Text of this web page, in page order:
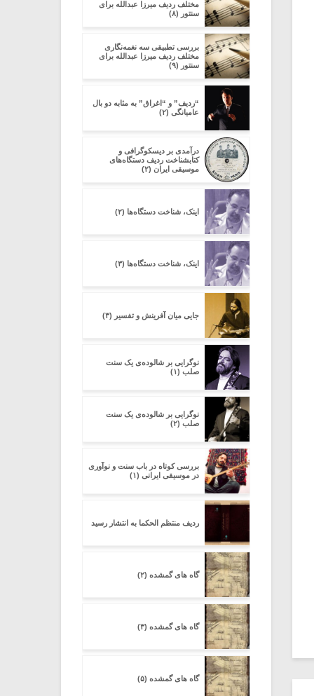
مختلف ردیف میرزا عبدالله برای
سنتور (۸)
بررسی تطبیقی سه نغمه‌نگاری
مختلف ردیف میرزا عبدالله برای
سنتور (۹)
“ردیف” و “اغراق” به مثابه دو بال
عامیانگی (۲)
در‌آمدی بر دیسکوگرافی و
کتابشناخت ردیف دستگاه‌های
موسیقی ایران (۲)
اینک، شناخت دستگاه‌ها (۲)
اینک، شناخت دستگاه‌ها (۳)
جایی میان آفرینش و تفسیر (۳)
نوگرایی بر شالوده‌ی یک سنت
صلب (۱)
نوگرایی بر شالوده‌ی یک سنت
صلب (۲)
بررسی کوتاه در باب سنت و نوآوری
در موسیقی ایرانی (۱)
ردیف منتظم الحکما به انتشار رسید
گاه های گمشده (۲)
گاه های گمشده (۳)
گاه های گمشده (۵)